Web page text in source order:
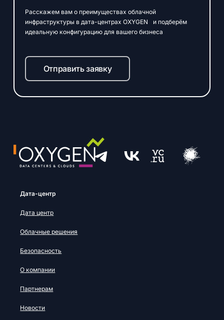
Расскажем вам о преимуществах облачной
инфраструктуры в дата-центрах OXYGEN и подберём
идеальную конфигурацию для вашего бизнеса
Отправить заявку
Дата-центр
Дата центр
Облачные решения
Безопасность
О компании
Партнерам
Новости